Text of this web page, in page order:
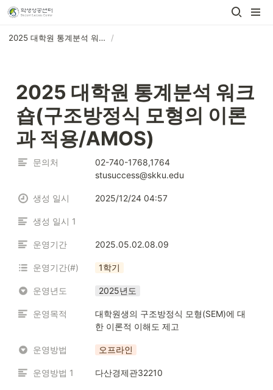
2025 대학원 통계분석 워크숍(구조방정식 모형의 이론과 적용/AMOS) /
2025 대학원 통계분석 워크
숍(구조방정식 모형의 이론
과 적용/AMOS)
문의처
02-740-1768,1764
stusuccess@skku.edu
생성 일시 2025/12/24 04:57
생성 일시 1
운영기간 2025.05.02.08.09
운영기간(#) 1학기
운영년도 2025년도
운영목적
대학원생의 구조방정식 모형(SEM)에 대
한 이론적 이해도 제고
운영방법 오프라인
운영방법 1 다산경제관32210